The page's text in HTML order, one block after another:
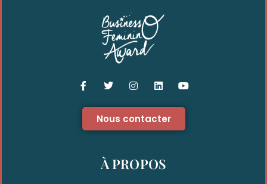
Nous contacter
À PROPOS